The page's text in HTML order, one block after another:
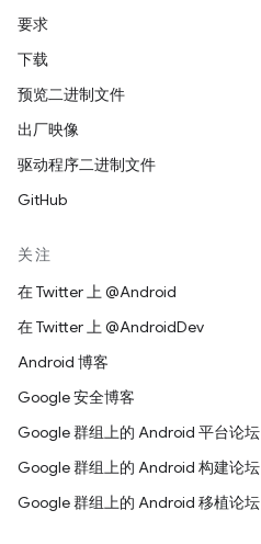
要求
下载
预览二进制文件
出厂映像
驱动程序二进制文件
GitHub
关注
在 Twitter 上 @Android
在 Twitter 上 @AndroidDev
Android 博客
Google 安全博客
Google 群组上的 Android 平台论坛
Google 群组上的 Android 构建论坛
Google 群组上的 Android 移植论坛